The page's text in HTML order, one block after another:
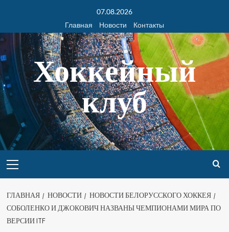
07.08.2026
Главная
Новости Контакты
Хоккейный
клуб
ГЛАВНАЯ НОВОСТИ
НОВОСТИ БЕЛОРУССКОГО ХОККЕЯ
СОБОЛЕНКО И ДЖОКОВИЧ НАЗВАНЫ ЧЕМПИОНАМИ МИРА ПО
ВЕРСИИ ITF